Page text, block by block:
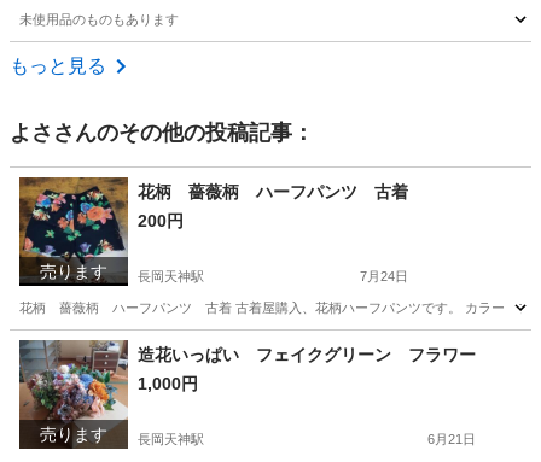
未使用品のものもあります
京都 京都市
もっと見る
よさ さんのその他の投稿記事：
売ります
花柄 薔薇柄 ハーフパンツ 古着
200円
長岡天神駅 7月24日
花柄 薔薇柄 ハーフパンツ 古着 古着屋購入、花柄ハーフパンツです。 カラー ブラ
京都 長岡京市 長岡天神駅
売ります
造花いっぱい フェイクグリーン フラワー
1,000円
長岡天神駅 6月21日